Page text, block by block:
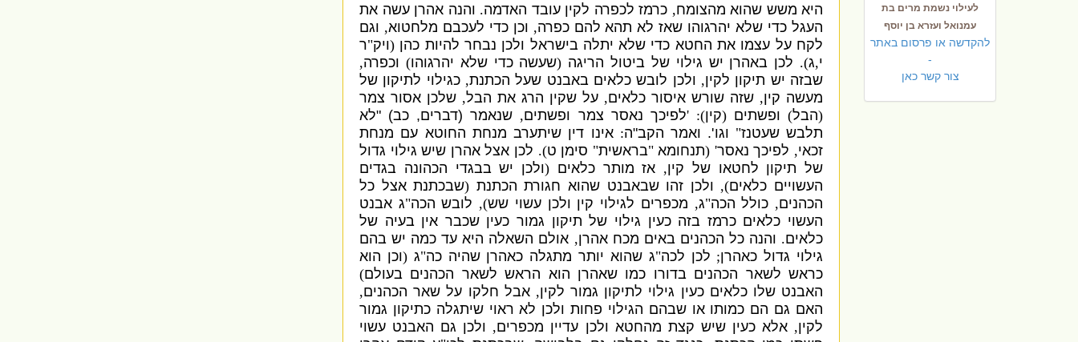
לעילוי נשמת מרים בת
עמנואל ועזרא בן יוסף
להקדשה או פרסום באתר
-
צור קשר כאן
היא משש שהוא מהצומח, כרמז לכפרה לקין עובד האדמה. והנה אהרן עשה את
העגל כדי שלא יהרגוהו שאז לא תהא להם כפרה, וכן כדי לעכבם מלחטוא, וגם
לקח על עצמו את החטא כדי שלא יתלה בישראל ולכן נבחר להיות כהן (ויק"ר
י,ג). לכן באהרן יש גילוי של ביטול הריגה (שעשה כדי שלא יהרגוהו) וכפרה,
שבזה יש תיקון לקין, ולכן לובש כלאים באבנט שעל הכתנת,כגילוי לתיקון של
מעשה קין, שזה שורש איסור כלאים, על שקין הרג את הבל, שלכן אסור צמר
(הבל) ופשתים(קין): 'לפיכך נאסר צמר ופשתים, שנאמר (דברים, כב) "לא
תלבש שעטנז" וגו'. ואמר הקב"ה:אינו דין שיתערב מנחת החוטא עם מנחת
זכאי, לפיכך נאסר' (תנחומא"בראשית" סימן ט). לכן אצל אהרן שיש גילוי גדול
של תיקון לחטאו של קין, אז מותר כלאים (ולכן יש בבגדי הכהונה בגדים
העשויים כלאים), ולכן זהו שבאבנט שהוא חגורת הכתנת (שבכתנת אצל כל
הכהנים, כולל הכה"ג, מכפרים לגילוי קין ולכן עשוי שש), לובש הכה"ג אבנט
העשוי כלאים כרמז בזה כעין גילוי של תיקון גמור כעין שכבר אין בעיה של
כלאים. והנה כל הכהנים באים מכח אהרן, אולם השאלה היא עד כמה יש בהם
גילוי גדול כאהרן; לכן לכה"ג שהוא יותר מתגלה כאהרן שהיה כה"ג(וכן הוא
כראש לשאר הכהנים בדורו כמו שאהרן הוא הראשלשאר הכהנים בעולם)
האבנט שלו כלאים כעין גילוי לתיקון גמור לקין,אבל חלקו על שאר הכהנים,
האם גם הם כמותו או שבהם הגילוי פחות ולכן לא ראוי שיתגלה כתיקון גמור
לקין,אלא כעין שיש קצת מהחטא ולכן עדיין מכפרים, ולכן גם האבנט עשוי